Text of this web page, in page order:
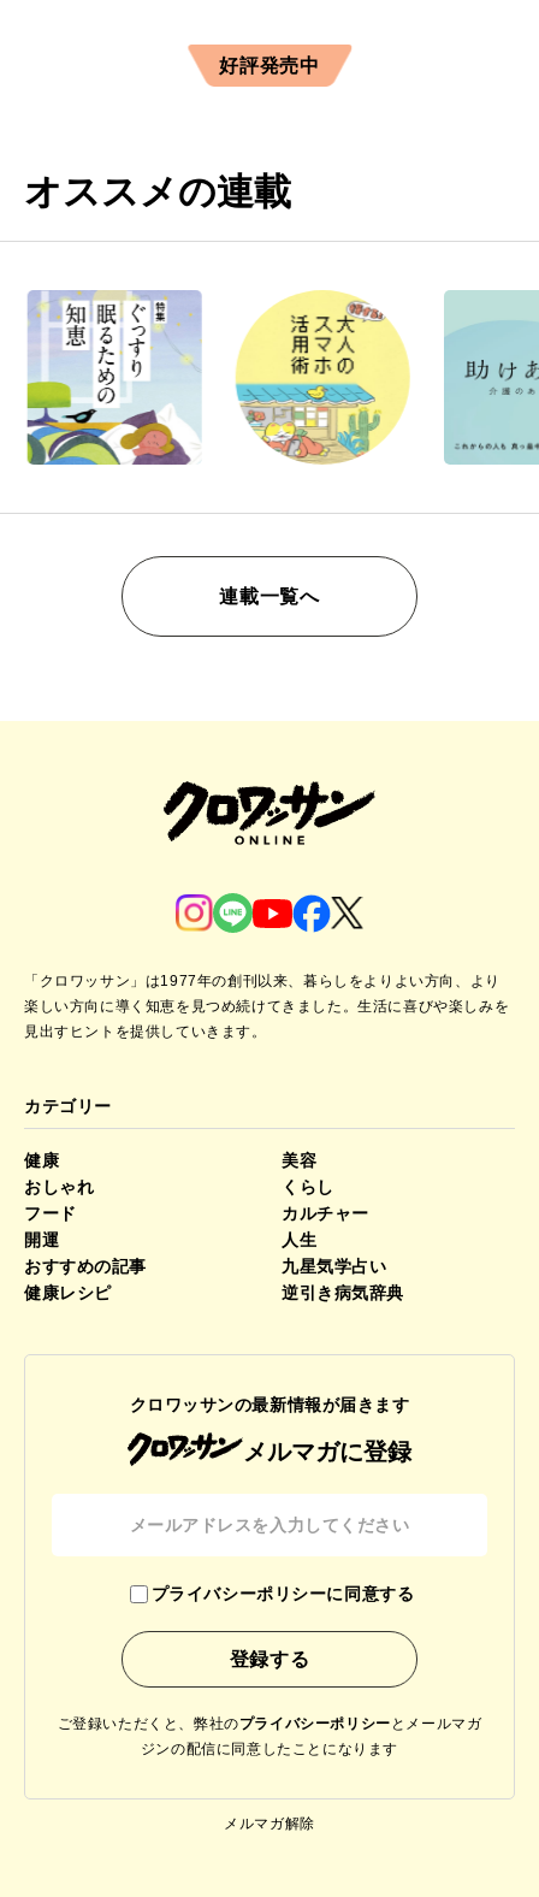
好評発売中
オススメの連載
連載一覧へ
「クロワッサン」は1977年の創刊以来、暮らしをよりよい方向、より
楽しい方向に導く知恵を見つめ続けてきました。生活に喜びや楽しみを
見出すヒントを提供していきます。
カテゴリー
健康
美容
おしゃれ
くらし
フード
カルチャー
開運
人生
おすすめの記事
九星気学占い
健康レシピ
逆引き病気辞典
クロワッサンの最新情報が届きます
メルマガに登録
プライバシーポリシーに同意する
ご登録いただくと、弊社のプライバシーポリシー と メールマガ
ジンの配信に同意したことになります
メルマガ解除